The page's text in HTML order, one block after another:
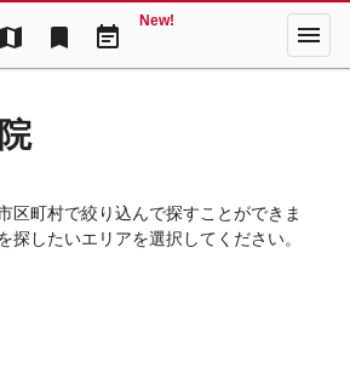
map bookmark event_note
New! menu
区町村で絞り込んで探すことができま
探したいエリアを選択してください。